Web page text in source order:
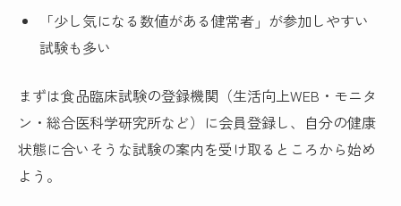
「少し気になる数値がある健常者」が参加しやすい
試験も多い
まずは食品臨床試験の登録機関（生活向上WEB・モニタ
ン・総合医科学研究所など）に会員登録し、自分の健康
状態に合いそうな試験の案内を受け取るところから始め
よう。